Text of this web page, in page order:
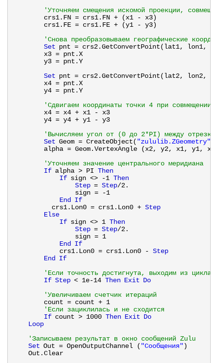
'Уточняем смещения искомой проекции,
crs1.FN = crs1.FN + (x1 - x3)
crs1.FE = crs1.FE + (y1 - y3)
'Снова преобразовываем географические
Set pnt = crs2.GetConvertPoint(lat1,
x3 = pnt.X
y3 = pnt.Y
Set pnt = crs2.GetConvertPoint(lat2,
x4 = pnt.X
y4 = pnt.Y
'Сдвигаем координаты точки 4 при
x4 = x4 + x1 - x3
y4 = y4 + y1 - y3
'Вычисляем угол от (0 до 2*PI) между
Set Geom = CreateObject( "zululib.ZGeometry"
alpha = Geom.VertexAngle (x2, y2, x1, y1,
'Уточняем значение центрального меридиана
If alpha > PI Then
If sign <> -1 Then
Step = Step/2.
sign = -1
End If
crs1.Lon0 = crs1.Lon0 + Step
Else
If sign <> 1 Then
Step = Step/2.
sign = 1
End If
crs1.Lon0 = crs1.Lon0 - Step
End If
'Если точность достигнута, выходим из цикла
If Step < 1e-14 Then Exit Do
'Увеличиваем счетчик итераций
count = count + 1
'Если зациклилась и не сходится
If count > 1000 Then Exit Do
Loop
'Записываем результат в окно сообщений Zulu
Set Out = OpenOutputChannel ( "Сообщения")
Out.Clear